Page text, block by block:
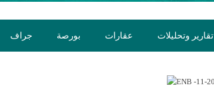
تقارير وتحليلات عقارات بورصة جراف